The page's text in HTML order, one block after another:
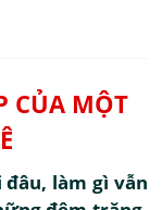
CỦA MỘT
làm gì vẫn